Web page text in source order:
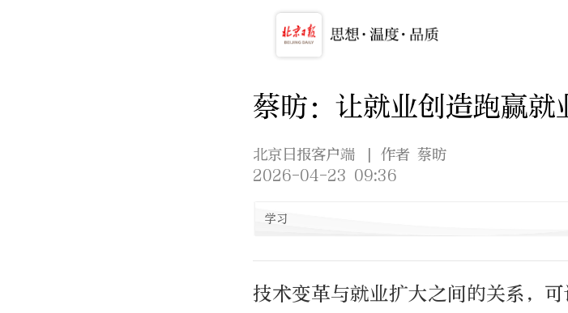
蔡昉：让就业创造跑赢就
北京日报客户端
| 作者 蔡昉
2026-04-23 09:36
学习
技术变革与就业扩大之间的关系，